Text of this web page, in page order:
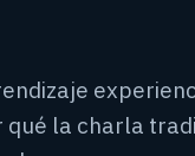
qué la charla